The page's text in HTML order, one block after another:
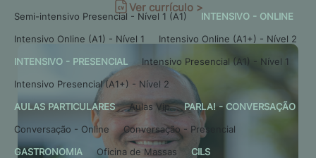
Semi-intensivo Presencial - Nível 1 (A1)
INTENSIVO - ONLINE
Intensivo Online (A1) - Nível 1
Intensivo Online (A1+) - Nível 2
INTENSIVO - PRESENCIAL
Intensivo Presencial (A1) - Nível 1
Intensivo Presencial (A1+) - Nível 2
AULAS PARTICULARES
Aulas Vip
PARLA! - CONVERSAÇÃO
Conversação - Online
Conversação - Presencial
GASTRONOMIA
Oficina de Massas
CILS
Ver currículo >